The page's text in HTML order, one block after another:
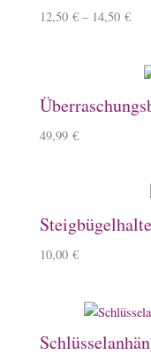
12,50 € – 14,50 €
49,99 €
10,00 €